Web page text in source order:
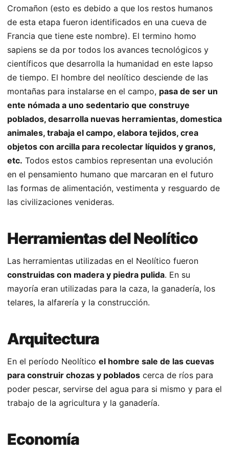
Cromañon (esto es debido a que los restos humanos
de esta etapa fueron identificados en una cueva de
Francia que tiene este nombre). El termino homo
sapiens se da por todos los avances tecnológicos y
científicos que desarrolla la humanidad en este lapso
de tiempo. El hombre del neolítico desciende de las
montañas para instalarse en el campo, pasa de ser un
ente nómada a uno sedentario que construye
poblados, desarrolla nuevas herramientas, domestica
animales, trabaja el campo, elabora tejidos, crea
objetos con arcilla para recolectar líquidos y granos,
etc. Todos estos cambios representan una evolución
en el pensamiento humano que marcaran en el futuro
las formas de alimentación, vestimenta y resguardo de
las civilizaciones venideras.
Herramientas del Neolítico
Las herramientas utilizadas en el Neolítico fueron
construidas con madera y piedra pulida. En su
mayoría eran utilizadas para la caza, la ganadería, los
telares, la alfarería y la construcción.
Arquitectura
En el período Neolítico el hombre sale de las cuevas
para construir chozas y poblados cerca de ríos para
poder pescar, servirse del agua para si mismo y para el
trabajo de la agricultura y la ganadería.
Economía